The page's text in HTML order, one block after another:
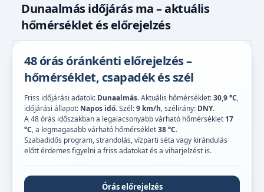
Dunaalmás időjárás ma – aktuális
hőmérséklet és előrejelzés
48 órás óránkénti előrejelzés –
hőmérséklet, csapadék és szél
Friss időjárási adatok: Dunaalmás. Aktuális hőmérséklet:30,9 °C,
időjárási állapot: Napos idő. Szél:9 km/h, szélirány: DNY.
A 48 órás időszakban a legalacsonyabb várható hőmérséklet 17
°C, a legmagasabb várható hőmérséklet38 °C.
Szabadidős program, strandolás, vízparti séta vagy kirándulás
előtt érdemes figyelni a friss adatokat és a viharjelzést is.
Órás előrejelzés